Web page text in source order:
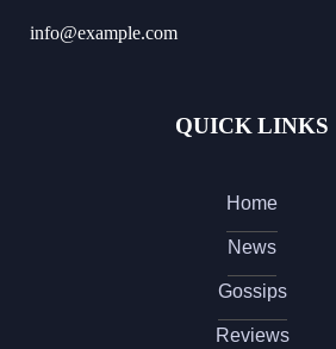
info@example.com
QUICK LINKS
Home
News
Gossips
Reviews